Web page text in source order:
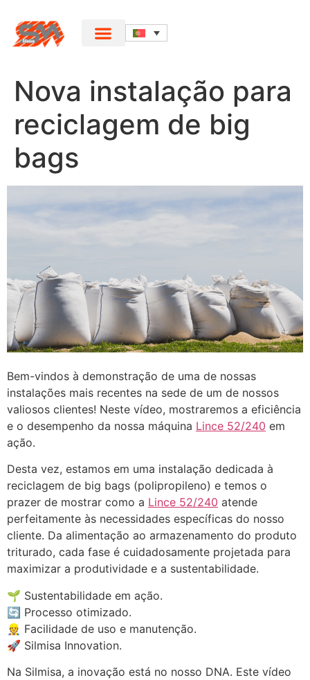
Nova instalação para
reciclagem de big
bags
Bem-vindos à demonstração de uma de nossas
instalações mais recentes na sede de um de nossos
valiosos clientes! Neste vídeo, mostraremos a eficiência
e o desempenho da nossa máquina Lince 52/240 em
ação.
Desta vez, estamos em uma instalação dedicada à
reciclagem de big bags (polipropileno) e temos o
prazer de mostrar como a Lince 52/240 atende
perfeitamente às necessidades específicas do nosso
cliente. Da alimentação ao armazenamento do produto
triturado, cada fase é cuidadosamente projetada para
maximizar a produtividade e a sustentabilidade.
🌱 Sustentabilidade em ação.
🔄 Processo otimizado.
👷 Facilidade de uso e manutenção.
🚀 Silmisa Innovation.
Na Silmisa, a inovação está no nosso DNA. Este vídeo